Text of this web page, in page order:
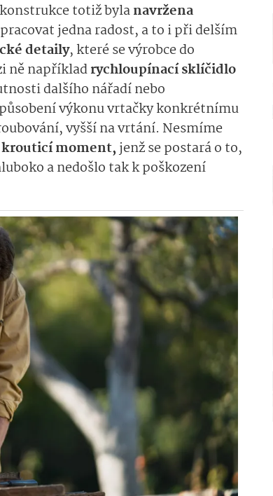
totiž bylanavržena
jedna radost, a to i při delším
detaily, které se výrobce do
ně napříkladrychloupínací sklíčidlo
dalšího nářadí nebo
výkonu vrtačky konkrétnímu
vyšší na vrtání. Nesmíme
moment,jenž se postará o to,
a nedošlo tak k poškození